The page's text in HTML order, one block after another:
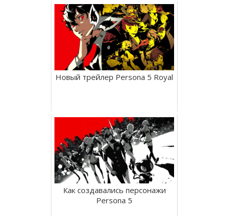
Новый трейлер Persona 5 Royal
Как создавались персонажи
Persona 5